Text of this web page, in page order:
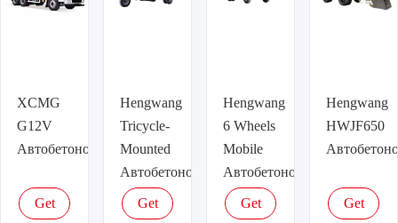
XCMG
G12V
Автобетоносмеситель
Get
Hengwang
Tricycle-
Mounted
Автобетоносмеситель
Get
Hengwang
6 Wheels
Mobile
Автобетоносмеситель
Get
Hengwang
HWJF650
Get